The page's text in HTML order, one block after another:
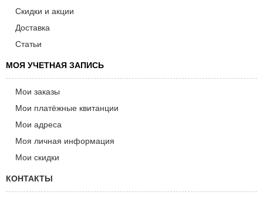
Скидки и акции
Доставка
Статьи
МОЯ УЧЕТНАЯ ЗАПИСЬ
Мои заказы
Мои платёжные квитанции
Мои адреса
Моя личная информация
Мои скидки
КОНТАКТЫ